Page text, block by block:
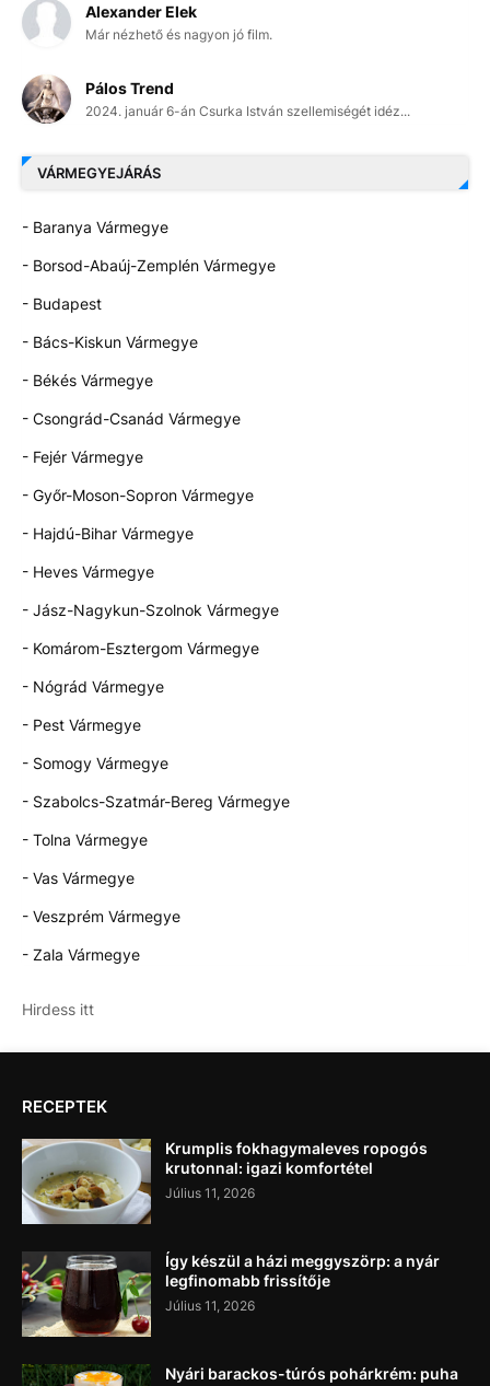
Alexander Elek
Már nézhető és nagyon jó film.
Pálos Trend
2024. január 6-án Csurka István szellemiségét idéz...
VÁRMEGYEJÁRÁS
- Baranya Vármegye
- Borsod-Abaúj-Zemplén Vármegye
- Budapest
- Bács-Kiskun Vármegye
- Békés Vármegye
- Csongrád-Csanád Vármegye
- Fejér Vármegye
- Győr-Moson-Sopron Vármegye
- Hajdú-Bihar Vármegye
- Heves Vármegye
- Jász-Nagykun-Szolnok Vármegye
- Komárom-Esztergom Vármegye
- Nógrád Vármegye
- Pest Vármegye
- Somogy Vármegye
- Szabolcs-Szatmár-Bereg Vármegye
- Tolna Vármegye
- Vas Vármegye
- Veszprém Vármegye
- Zala Vármegye
Hirdess itt
RECEPTEK
Krumplis fokhagymaleves ropogós
krutonnal: igazi komfortétel
Július 11, 2026
Így készül a házi meggyszörp: a nyár
legfinomabb frissítője
Július 11, 2026
Nyári barackos-túrós pohárkrém: puha